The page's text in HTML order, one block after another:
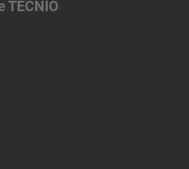
TECNIO